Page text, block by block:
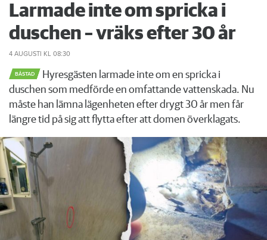
Larmade inte om spricka i
duschen – vräks efter 30 år
4 AUGUSTI KL 08:30
BÅSTAD
Hyresgästen larmade inte om en spricka i
duschen som medförde en omfattande vattenskada. Nu
måste han lämna lägenheten efter drygt 30 år men får
längre tid på sig att flytta efter att domen överklagats.